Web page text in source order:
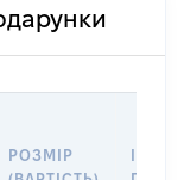
РОЗМІР